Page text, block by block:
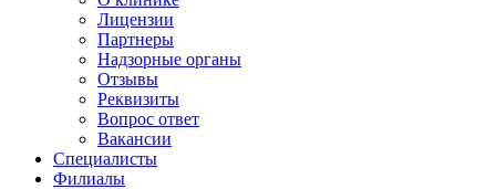
Лицензии
Партнеры
Надзорные органы
Отзывы
Реквизиты
Вопрос ответ
Вакансии
Специалисты
Филиалы